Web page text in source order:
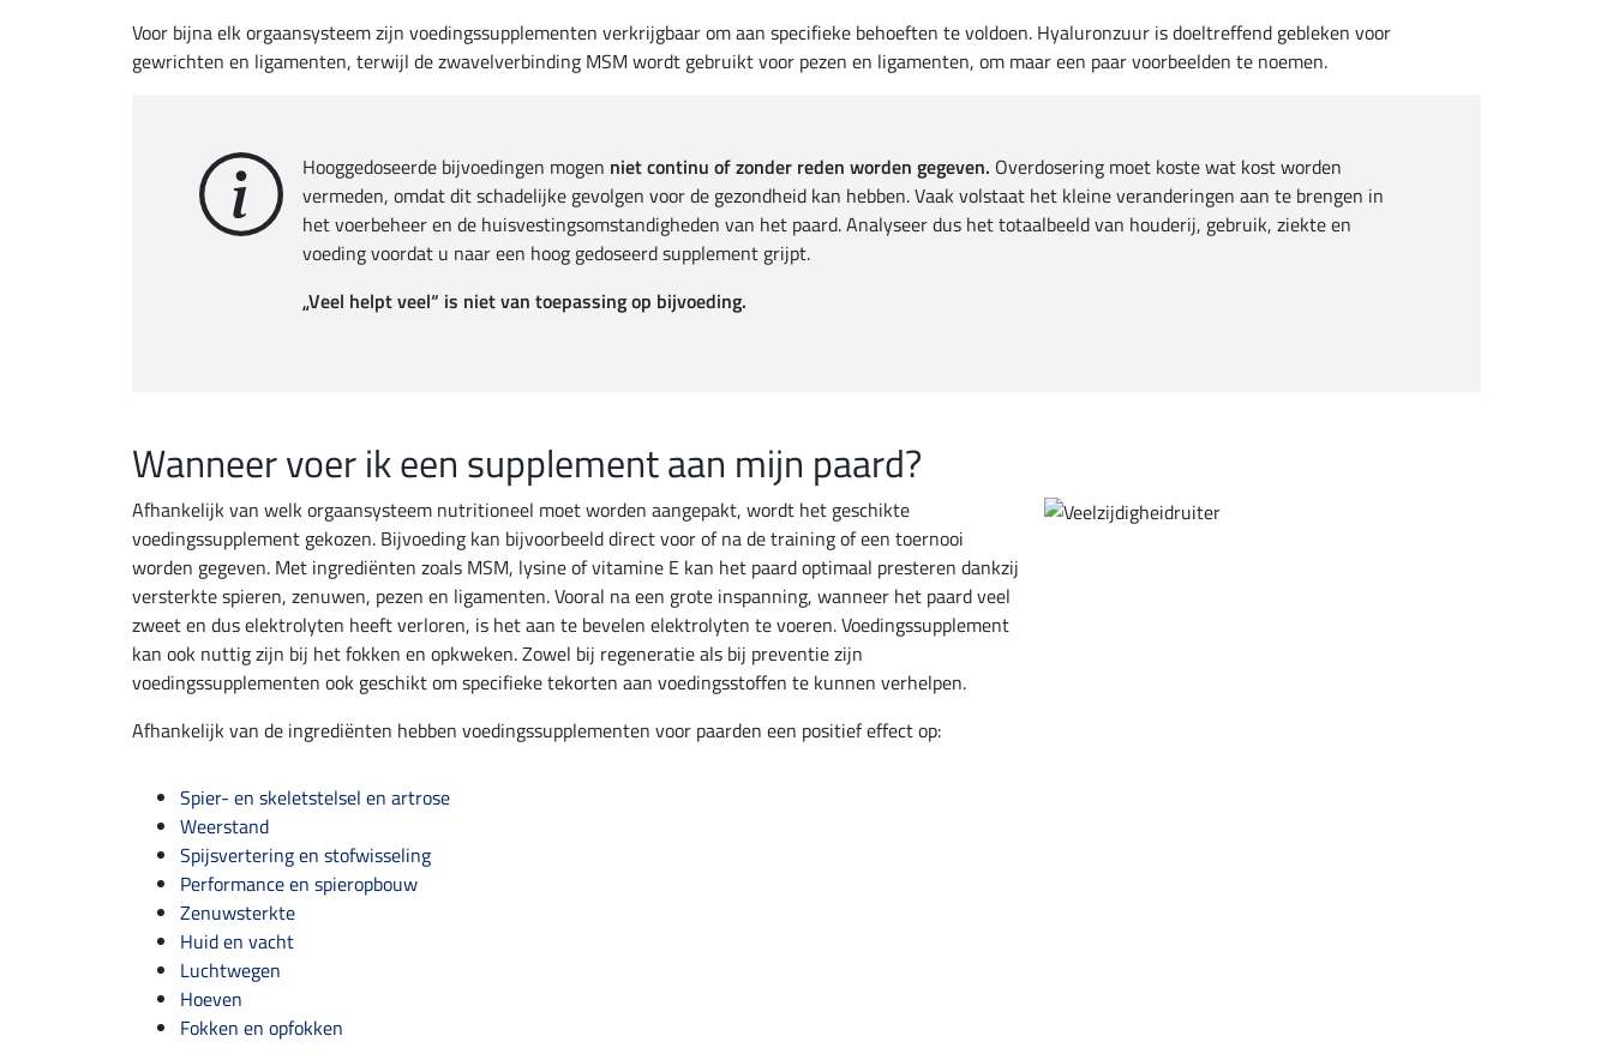
Voor bijna elk orgaansysteem zijn voedingssupplementen verkrijgbaar om aan specifieke behoeften te voldoen. Hyaluronzuur is doeltreffend gebleken voor
gewrichten en ligamenten, terwijl de zwavelverbinding MSM wordt gebruikt voor pezen en ligamenten, om maar een paar voorbeelden te noemen.
Hooggedoseerde bijvoedingen mogen niet continu of zonder reden worden gegeven. Overdosering moet koste wat kost worden
vermeden, omdat dit schadelijke gevolgen voor de gezondheid kan hebben. Vaak volstaat het kleine veranderingen aan te brengen in
het voerbeheer en de huisvestingsomstandigheden van het paard. Analyseer dus het totaalbeeld van houderij, gebruik, ziekte en
voeding voordat u naar een hoog gedoseerd supplement grijpt.
„Veel helpt veel“ is niet van toepassing op bijvoeding.
Wanneer voer ik een supplement aan mijn paard?
Afhankelijk van welk orgaansysteem nutritioneel moet worden aangepakt, wordt het geschikte
voedingssupplement gekozen. Bijvoeding kan bijvoorbeeld direct voor of na de training of een toernooi
worden gegeven. Met ingrediënten zoals MSM, lysine of vitamine E kan het paard optimaal presteren dankzij
versterkte spieren, zenuwen, pezen en ligamenten. Vooral na een grote inspanning, wanneer het paard veel
zweet en dus elektrolyten heeft verloren, is het aan te bevelen elektrolyten te voeren. Voedingssupplement
kan ook nuttig zijn bij het fokken en opkweken. Zowel bij regeneratie als bij preventie zijn
voedingssupplementen ook geschikt om specifieke tekorten aan voedingsstoffen te kunnen verhelpen.
Afhankelijk van de ingrediënten hebben voedingssupplementen voor paarden een positief effect op:
Spier- en skeletstelsel en artrose
Weerstand
Spijsvertering en stofwisseling
Performance en spieropbouw
Zenuwsterkte
Huid en vacht
Luchtwegen
Hoeven
Fokken en opfokken